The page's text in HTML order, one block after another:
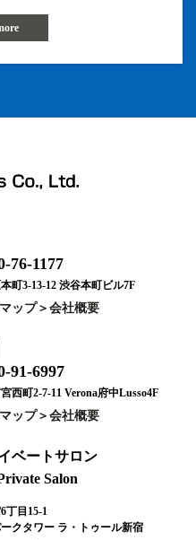
76-1177
町3-13-12 渋谷本町ビル7F
ップ 会社概要
91-6997
西町2-7-11 Verona府中Lusso4F
ップ 会社概要
ベートサロン
Salon
丁目15-1
クタワー ラ・トゥール新宿